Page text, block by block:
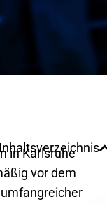
inKarlsruhe
vor dem
Inhaltsverzeichnis